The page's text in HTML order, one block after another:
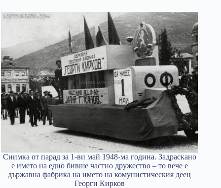
Снимка от парад за 1-ви май 1948-ма година. Задраскано
е името на едно бивше частно дружество – то вече е
държавна фабрика на името на комунистическия деец
Георги Кирков